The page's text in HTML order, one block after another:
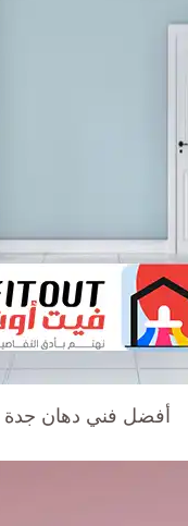
أفضل فني دهان جدة